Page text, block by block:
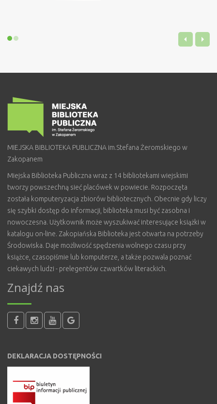
MIEJSKA BIBLIOTEKA PUBLICZNA im.Stefana Żeromskiego w
Zakopanem
Miejska Biblioteka Publiczna wraz z 14 bibliotekami wiejskimi
tworzy powszechną sieć placówek w powiecie. Rozpoczęta
została komputeryzacja zbiorów bibliotecznych. Obecnie gdy liczy
się szybki dostęp do informacji, biblioteka musi być zasobna i
nowoczesna. Użytkownik może wyszukiwać interesujące książki w
katalogu on-line. Zakopiańska Biblioteka jest otwarta na potrzeby
Środowiska. Daje możliwość spędzenia wolnego czasu przy
książce, czasopiśmie lub komputerze, a także pozwala poznać
ciekawych ludzi - prelegentów czwartków literackich.
Znajdź nas
DEKLARACJA DOSTĘPNOŚCI